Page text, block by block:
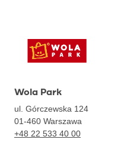
Wola Park
ul. Górczewska 124
01-460 Warszawa
+48 22 533 40 00